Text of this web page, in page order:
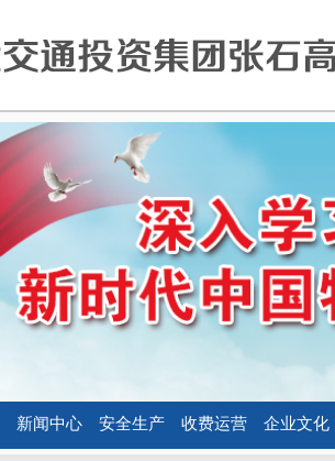
新闻中心 安全生产 收费运营 企业文化